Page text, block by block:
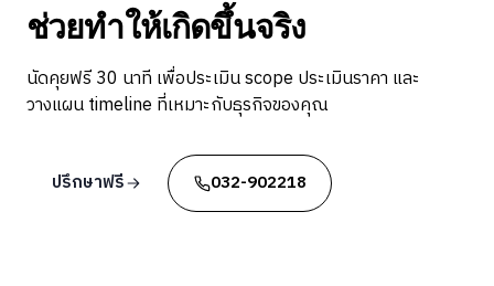
ช่วยทำให้เกิดขึ้นจริง
นัดคุยฟรี 30 นาที เพื่อประเมิน scope ประเมินราคา และ
วางแผน timeline ที่เหมาะกับธุรกิจของคุณ
ปรึกษาฟรี 032-902218